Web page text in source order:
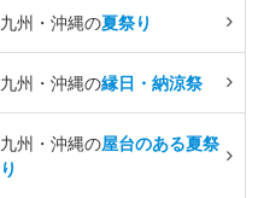
九州・沖縄の夏祭り
九州・沖縄の縁日・納涼祭
九州・沖縄の屋台のある夏祭
り